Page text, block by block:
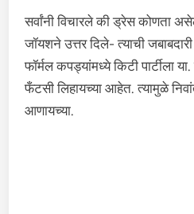
सर्वांनी विचारले की ड्रेस कोणता
जॉयशने उत्तर दिले- त्याची
फॉर्मल कपड्यांमध्ये किटी पार्टीला
फँटसी लिहायच्या आहेत. त्यामुळे
आणायच्या.